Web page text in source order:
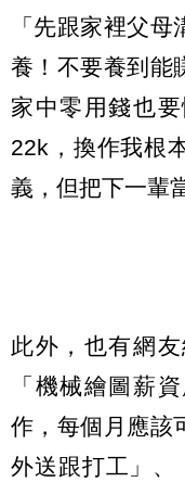
「先跟家裡父
養！不要養到能
家中零用錢也
22k，換作我根
義，但把下一輩
此外，也有網
「機械繪圖薪
作，每個月應該
外送跟打工」、